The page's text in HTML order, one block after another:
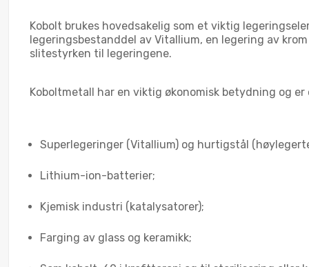
Kobolt brukes hovedsakelig som et viktig
legeringsbestanddel av Vitallium, en legering av
slitestyrken til legeringene.
Koboltmetall har en viktig økonomisk betydning og
Superlegeringer (Vitallium) og hurtigstål
Lithium-ion-batterier;
Kjemisk industri (katalysatorer);
Farging av glass og keramikk;